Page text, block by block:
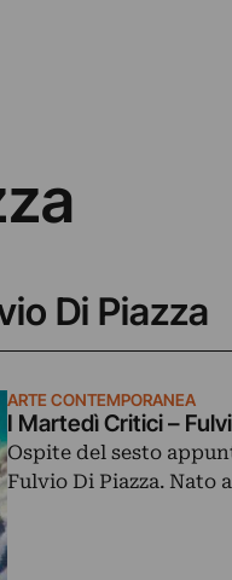
Di Piazza
ARTE CONTEMPORANEA
I Martedì Critici –
Ospite del sesto
Fulvio Di Piazza. Nato